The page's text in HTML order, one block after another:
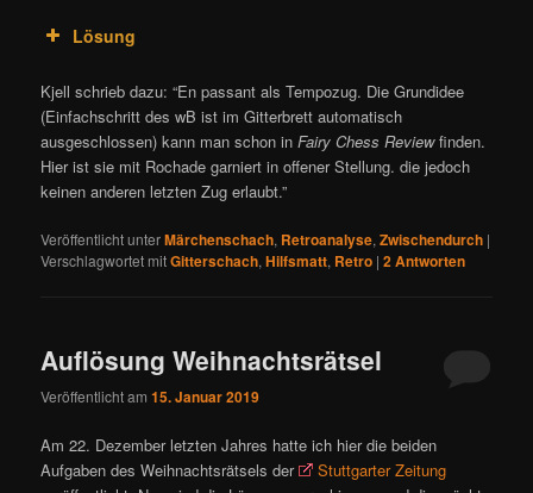
Lösung
Kjell schrieb dazu: “En passant als Tempozug. Die Grundidee
(Einfachschritt des wB ist im Gitterbrett automatisch
ausgeschlossen) kann man schon inFairy Chess Reviewfinden.
Hier ist sie mit Rochade garniert in offener Stellung. die jedoch
keinen anderen letzten Zug erlaubt.”
Veröffentlicht unterMärchenschach, Retroanalyse,Zwischendurch |
Verschlagwortet mitGitterschach,Hilfsmatt, Retro |2Antworten
Auflösung Weihnachtsrätsel
Veröffentlicht am15. Januar 2019
Am 22. Dezember letzten Jahres hatte ich hier die beiden
Aufgaben des Weihnachtsrätsels der
Stuttgarter Zeitung